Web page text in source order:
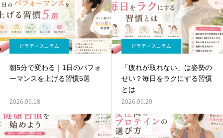
ピラティスコラム
朝5分で変わる｜1日のパフォ
ーマンスを上げる習慣5選
2026.06.18
ピラティスコラム
「疲れが取れない」は姿勢の
せい？毎日をラクにする習慣
とは
2026.06.20